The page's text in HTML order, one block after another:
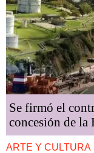
Se firmó el
concesión de la
ARTE Y CULTURA